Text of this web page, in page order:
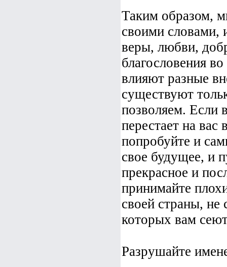
Таким образом,
своими словами,
веры, любви,
благословения
влияют разные
существуют
позволяем. Если
перестает на вас
попробуйте и
свое будущее, и
прекрасное и
принимайте
своей страны, не
которых вам
Разрушайте